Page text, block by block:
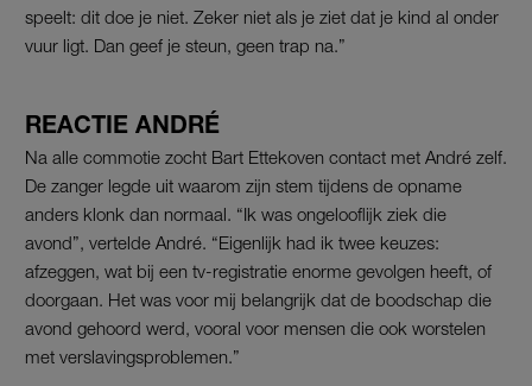
speelt: dit doe je niet. Zeker niet als je ziet dat je kind al onder
vuur ligt. Dan geef je steun, geen trap na.”
REACTIE ANDRÉ
Na alle commotie zocht Bart Ettekoven contact met André zelf.
De zanger legde uit waarom zijn stem tijdens de opname
anders klonk dan normaal. “Ik was ongelooflijk ziek die
avond”, vertelde André. “Eigenlijk had ik twee keuzes:
afzeggen, wat bij een tv-registratie enorme gevolgen heeft, of
doorgaan. Het was voor mij belangrijk dat de boodschap die
avond gehoord werd, vooral voor mensen die ook worstelen
met verslavingsproblemen.”